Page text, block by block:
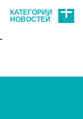
КАТЕГОРИИ
НОВОСТЕЙ